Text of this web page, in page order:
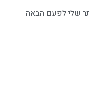
שלי לפעם הבאה